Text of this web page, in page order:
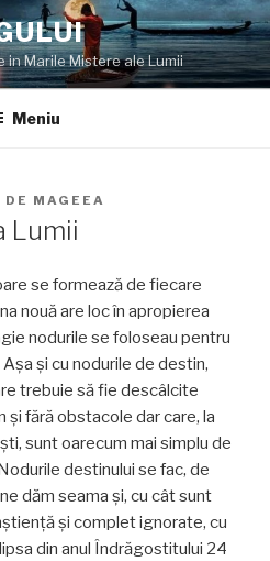
in Marile Mistere ale Lumii
Meniu
DE MAGEEA
Lumii
se formează de fiecare
nouă are loc în apropierea
nodurile se foloseau pentru
și cu nodurile de destin,
trebuie să fie descâlcite
și fără obstacole dar care, la
sunt oarecum mai simplu de
destinului se fac, de
dăm seama și, cu cât sunt
și complet ignorate, cu
din anul Îndrăgostitului 24